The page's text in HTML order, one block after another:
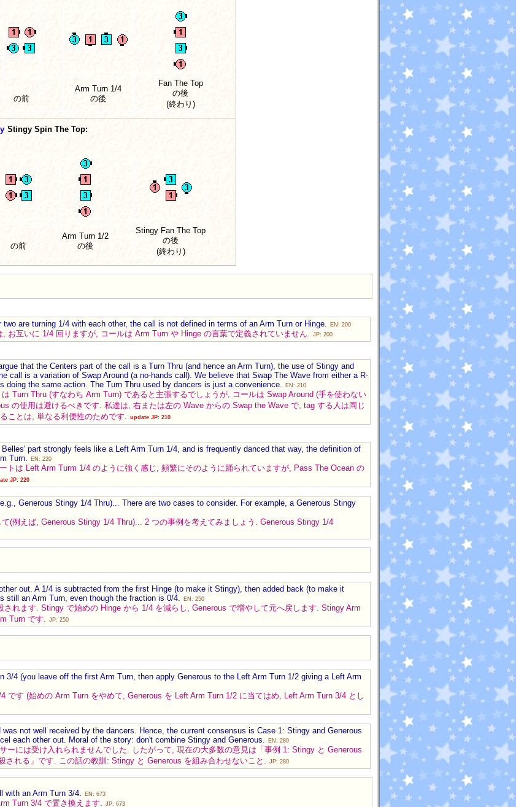
の前
Arm Turn 1/4
の後
Fan The Top
の後
(終わり)
Stingy Spin The Top:
の前
Arm Turn 1/2
の後
Stingy Fan The Top
の後
(終わり)
are turning 1/4 with each other, the call is not defined in terms of an Arm Turn or Hinge.
EN: 200
お互いに 1/4 回りますが, コールは Arm Turn や Hinge の言葉で定義されていません. JP: 200
that the Centers part of the call is a Turn Thru (and hence an Arm Turn), the use of Stingy and
call is a variation of Swap Around (a no-hands call). We believe that Swap The Wave from either a R-
doing the same action. The Turn Thru used by dancers is just a convenience.
EN: 210
Turn Thru (すなわち Arm Turn) であると主張するでしょうが, コールは Swap Around (手を使わない
の使用は避けるべきです. 私達は, 右または左の Wave からの Swap the Wave で, tag する人は同じ
ことは, 単なる利便性のためです.
update JP: 210
part strongly feels like a Left Arm Turn 1/4, and is frequently danced that way, the definition of
Turn.
EN: 220
トは Left Arm Turm 1/4 のように強く感じ, 頻繁にそのように踊られていますが, Pass The Ocean の
JP: 220
Generous Stingy 1/4 Thru)... There are two cases to consider. For example, a Generous Stingy
(例えば, Generous Stingy 1/4 Thru)... 2 つの事例を考えてみましょう. Generous Stingy 1/4
out. A 1/4 is subtracted from the first Hinge (to make it Stingy), then added back (to make it
still an Arm Turn, even though the fraction is 0/4.
EN: 250
れます. Stingy で始めの Hinge から 1/4 を減らし, Generous で増やして元へ戻します. Stingy Arm
Turn です.
JP: 250
3/4 (you leave off the first Arm Turn, then apply Generous to the Left Arm Turn 1/2 giving a Left Arm
です (始めの Arm Turn をやめて, Generous を Left Arm Turn 1/2 に当てはめ, Left Arm Turn 3/4 とし
not well received by the dancers. Hence, the current consensus is Case 1: Stingy and Generous
each other out. Moral of the story: don't combine Stingy and Generous.
EN: 280
ーには受け入れられませんでした. したがって, 現在の大多数の意見は「事例 1: Stingy と Generous
される」です. この話の教訓: Stingy と Generous を組み合わせないこと.
JP: 280
with an Arm Turn 3/4.
EN: 673
Turn 3/4 で置き換えます. JP: 673